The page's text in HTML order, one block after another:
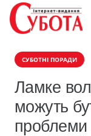
СУБОТНІ ПОРАДИ
Ламке
можуть
проблеми